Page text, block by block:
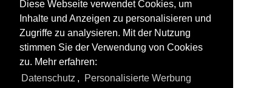
Diese Webseite verwendet Cookies, um
Inhalte und Anzeigen zu personalisieren und
Zugriffe zu analysieren. Mit der Nutzung
stimmen Sie der Verwendung von Cookies
zu. Mehr erfahren:
Datenschutz , Personalisierte Werbung